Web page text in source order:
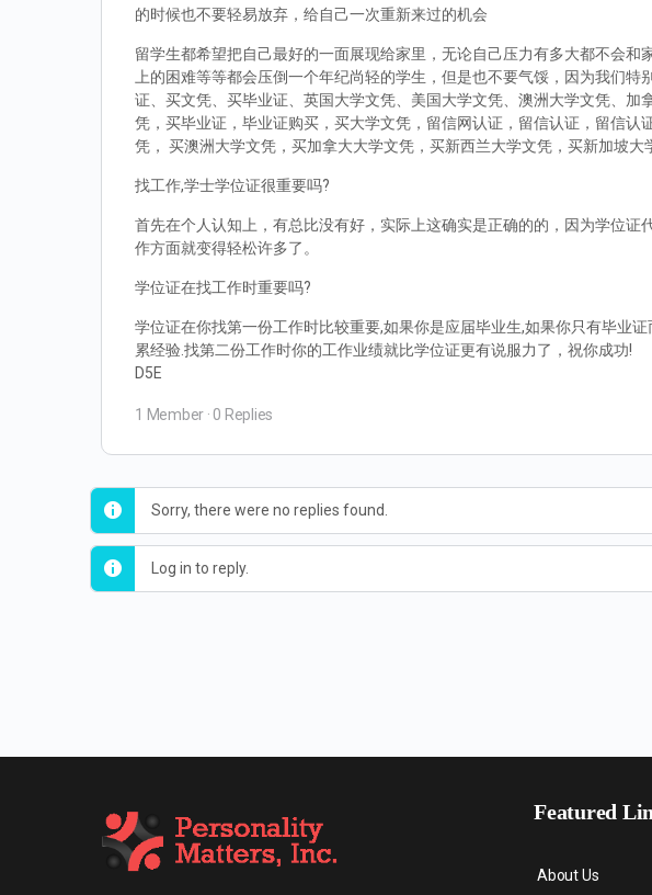
的时候也不要轻易放弃，给自己一次重新来过的机会
留学生都希望把自己最好的一面展现给家里，无论自己压力有多大都不会
上的困难等等都会压倒一个年纪尚轻的学生，但是也不要气馁，因为我们
证、买文凭、买毕业证、英国大学文凭、美国大学文凭、澳洲大学文凭、
凭，买毕业证，毕业证购买，买大学文凭，留信网认证，留信认证，留信
凭， 买澳洲大学文凭，买加拿大大学文凭，买新西兰大学文凭，买新加坡
找工作,学士学位证很重要吗?
首先在个人认知上，有总比没有好，实际上这确实是正确的的，因为学位
作方面就变得轻松许多了。
学位证在找工作时重要吗?
学位证在你找第一份工作时比较重要,如果你是应届毕业生,如果你只有毕业
累经验.找第二份工作时你的工作业绩就比学位证更有说服力了，祝你成功!
D5E
1 Member · 0 Replies
Sorry, there were no replies found.
Log in to reply.
Featured
About Us